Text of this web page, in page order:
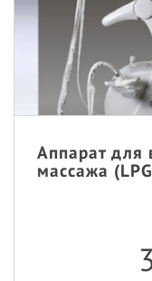
Аппарат для
массажа